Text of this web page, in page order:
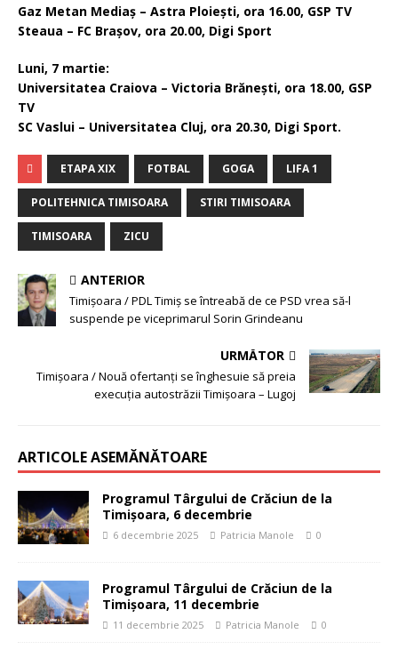
Gaz Metan Mediaş – Astra Ploieşti, ora 16.00, GSP TV
Steaua – FC Braşov, ora 20.00, Digi Sport
Luni, 7 martie:
Universitatea Craiova – Victoria Brăneşti, ora 18.00, GSP
TV
SC Vaslui – Universitatea Cluj, ora 20.30, Digi Sport.
ETAPA XIX FOTBAL GOGA LIFA 1
POLITEHNICA TIMISOARA STIRI TIMISOARA
TIMISOARA ZICU
ANTERIOR
Timişoara / PDL Timiş se întreabă de ce PSD vrea să-l
suspende pe viceprimarul Sorin Grindeanu
URMĂTOR
Timişoara / Nouă ofertanţi se înghesuie să preia
execuţia autostrăzii Timişoara – Lugoj
ARTICOLE ASEMĂNĂTOARE
Programul Târgului de Crăciun de la
Timișoara, 6 decembrie
6 decembrie 2025 Patricia Manole 0
Programul Târgului de Crăciun de la
Timișoara, 11 decembrie
11 decembrie 2025 Patricia Manole 0